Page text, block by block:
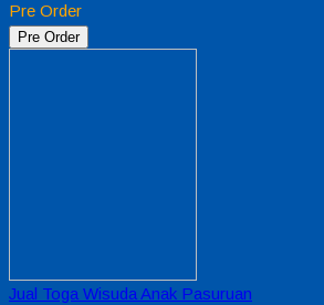
Pre Order
Pre Order
Jual Toga Wisuda Anak Pasuruan